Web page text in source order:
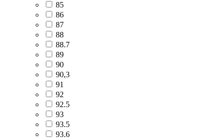
85
86
87
88
88.7
89
90
90,3
91
92
92.5
93
93.5
93.6